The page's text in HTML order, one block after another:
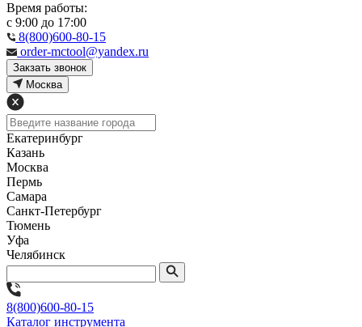
Время работы:
с 9:00 до 17:00
8(800)600-80-15
order-mctool@yandex.ru
Закзать звонок
Москва
Екатеринбург
Казань
Москва
Пермь
Самара
Санкт-Петербург
Тюмень
Уфа
Челябинск
8(800)600-80-15
Каталог инструмента